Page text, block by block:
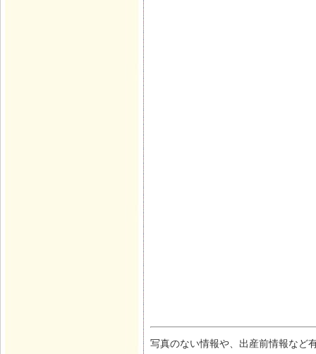
写真のない情報や、出産前情報など